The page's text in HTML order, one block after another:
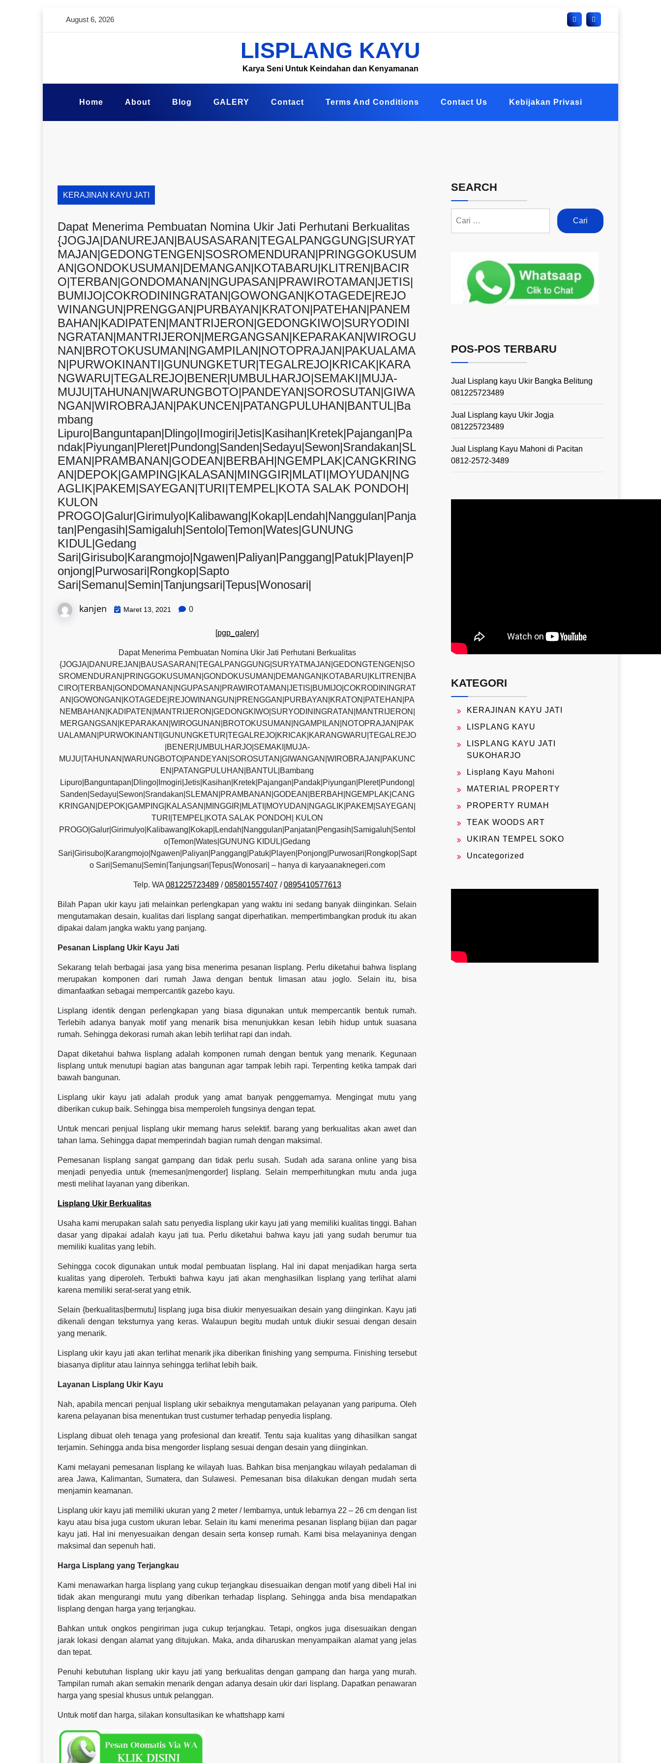
August 6, 2026
LISPLANG KAYU
Karya Seni Untuk Keindahan dan Kenyamanan
Home About Blog GALERY Contact Terms And Conditions Contact Us Kebijakan Privasi
KERAJINAN KAYU JATI
Dapat Menerima Pembuatan Nomina Ukir Jati Perhutani Berkualitas
{JOGJA|DANUREJAN|BAUSASARAN|TEGALPANGGUNG|SURYAT
MAJAN|GEDONGTENGEN|SOSROMENDURAN|PRINGGOKUSUM
AN|GONDOKUSUMAN|DEMANGAN|KOTABARU|KLITREN|BACIR
O|TERBAN|GONDOMANAN|NGUPASAN|PRAWIROTAMAN|JETIS|
BUMIJO|COKRODININGRATAN|GOWONGAN|KOTAGEDE|REJO
WINANGUN|PRENGGAN|PURBAYAN|KRATON|PATEHAN|PANEM
BAHAN|KADIPATEN|MANTRIJERON|GEDONGKIWO|SURYODINI
NGRATAN|MANTRIJERON|MERGANGSAN|KEPARAKAN|WIROGU
NAN|BROTOKUSUMAN|NGAMPILAN|NOTOPRAJAN|PAKUALAMA
N|PURWOKINANTI|GUNUNGKETUR|TEGALREJO|KRICAK|KARA
NGWARU|TEGALREJO|BENER|UMBULHARJO|SEMAKI|MUJA-
MUJU|TAHUNAN|WARUNGBOTO|PANDEYAN|SOROSUTAN|GIWA
NGAN|WIROBRAJAN|PAKUNCEN|PATANGPULUHAN|BANTUL|Ba
mbang
Lipuro|Banguntapan|Dlingo|Imogiri|Jetis|Kasihan|Kretek|Pajangan|Pa
ndak|Piyungan|Pleret|Pundong|Sanden|Sedayu|Sewon|Srandakan|SL
EMAN|PRAMBANAN|GODEAN|BERBAH|NGEMPLAK|CANGKRING
AN|DEPOK|GAMPING|KALASAN|MINGGIR|MLATI|MOYUDAN|NG
AGLIK|PAKEM|SAYEGAN|TURI|TEMPEL|KOTA SALAK PONDOH|
KULON
PROGO|Galur|Girimulyo|Kalibawang|Kokap|Lendah|Nanggulan|Panja
tan|Pengasih|Samigaluh|Sentolo|Temon|Wates|GUNUNG
KIDUL|Gedang
Sari|Girisubo|Karangmojo|Ngawen|Paliyan|Panggang|Patuk|Playen|P
onjong|Purwosari|Rongkop|Sapto
Sari|Semanu|Semin|Tanjungsari|Tepus|Wonosari|
kanjen Maret 13, 2021 0
[pgp_galery]
Dapat Menerima Pembuatan Nomina Ukir Jati Perhutani Berkualitas
{JOGJA|DANUREJAN|BAUSASARAN|TEGALPANGGUNG|SURYATMAJAN|GEDONGTENGEN|SO
SROMENDURAN|PRINGGOKUSUMAN|GONDOKUSUMAN|DEMANGAN|KOTABARU|KLITREN|BA
CIRO|TERBAN|GONDOMANAN|NGUPASAN|PRAWIROTAMAN|JETIS|BUMIJO|COKRODININGRAT
AN|GOWONGAN|KOTAGEDE|REJOWINANGUN|PRENGGAN|PURBAYAN|KRATON|PATEHAN|PA
NEMBAHAN|KADIPATEN|MANTRIJERON|GEDONGKIWO|SURYODININGRATAN|MANTRIJERON|
MERGANGSAN|KEPARAKAN|WIROGUNAN|BROTOKUSUMAN|NGAMPILAN|NOTOPRAJAN|PAK
UALAMAN|PURWOKINANTI|GUNUNGKETUR|TEGALREJO|KRICAK|KARANGWARU|TEGALREJO
|BENER|UMBULHARJO|SEMAKI|MUJA-
MUJU|TAHUNAN|WARUNGBOTO|PANDEYAN|SOROSUTAN|GIWANGAN|WIROBRAJAN|PAKUNC
EN|PATANGPULUHAN|BANTUL|Bambang
Lipuro|Banguntapan|Dlingo|Imogiri|Jetis|Kasihan|Kretek|Pajangan|Pandak|Piyungan|Pleret|Pundong|
Sanden|Sedayu|Sewon|Srandakan|SLEMAN|PRAMBANAN|GODEAN|BERBAH|NGEMPLAK|CANG
KRINGAN|DEPOK|GAMPING|KALASAN|MINGGIR|MLATI|MOYUDAN|NGAGLIK|PAKEM|SAYEGAN|
TURI|TEMPEL|KOTA SALAK PONDOH| KULON
PROGO|Galur|Girimulyo|Kalibawang|Kokap|Lendah|Nanggulan|Panjatan|Pengasih|Samigaluh|Sentol
o|Temon|Wates|GUNUNG KIDUL|Gedang
Sari|Girisubo|Karangmojo|Ngawen|Paliyan|Panggang|Patuk|Playen|Ponjong|Purwosari|Rongkop|Sapt
o Sari|Semanu|Semin|Tanjungsari|Tepus|Wonosari| – hanya di karyaanaknegeri.com
Telp. WA 081225723489/085801557407/0895410577613
Bilah Papan ukir kayu jati melainkan perlengkapan yang waktu ini sedang banyak diinginkan. Selain
mengutamakan desain, kualitas dari lisplang sangat diperhatikan. mempertimbangkan produk itu akan
dipakai dalam jangka waktu yang panjang.
Pesanan Lisplang Ukir Kayu Jati
Sekarang telah berbagai jasa yang bisa menerima pesanan lisplang. Perlu diketahui bahwa lisplang
merupakan komponen dari rumah Jawa dengan bentuk limasan atau joglo. Selain itu, bisa
dimanfaatkan sebagai mempercantik gazebo kayu.
Lisplang identik dengan perlengkapan yang biasa digunakan untuk mempercantik bentuk rumah.
Terlebih adanya banyak motif yang menarik bisa menunjukkan kesan lebih hidup untuk suasana
rumah. Sehingga dekorasi rumah akan lebih terlihat rapi dan indah.
Dapat diketahui bahwa lisplang adalah komponen rumah dengan bentuk yang menarik. Kegunaan
lisplang untuk menutupi bagian atas bangunan agar tampak lebih rapi. Terpenting ketika tampak dari
bawah bangunan.
Lisplang ukir kayu jati adalah produk yang amat banyak penggemarnya. Mengingat mutu yang
diberikan cukup baik. Sehingga bisa memperoleh fungsinya dengan tepat.
Untuk mencari penjual lisplang ukir memang harus selektif. barang yang berkualitas akan awet dan
tahan lama. Sehingga dapat memperindah bagian rumah dengan maksimal.
Pemesanan lisplang sangat gampang dan tidak perlu susah. Sudah ada sarana online yang bisa
menjadi penyedia untuk {memesan|mengorder] lisplang. Selain memperhitungkan mutu anda juga
mesti melihat layanan yang diberikan.
Lisplang Ukir Berkualitas
Usaha kami merupakan salah satu penyedia lisplang ukir kayu jati yang memiliki kualitas tinggi. Bahan
dasar yang dipakai adalah kayu jati tua. Perlu diketahui bahwa kayu jati yang sudah berumur tua
memiliki kualitas yang lebih.
Sehingga cocok digunakan untuk modal pembuatan lisplang. Hal ini dapat menjadikan harga serta
kualitas yang diperoleh. Terbukti bahwa kayu jati akan menghasilkan lisplang yang terlihat alami
karena memiliki serat-serat yang etnik.
Selain {berkualitas|bermutu] lisplang juga bisa diukir menyesuaikan desain yang diinginkan. Kayu jati
dikenali dengan teksturnya yang keras. Walaupun begitu mudah untuk diukir sesuai dengan desain
yang menarik.
Lisplang ukir kayu jati akan terlihat menarik jika diberikan finishing yang sempurna. Finishing tersebut
biasanya diplitur atau lainnya sehingga terlihat lebih baik.
Layanan Lisplang Ukir Kayu
Nah, apabila mencari penjual lisplang ukir sebaiknya mengutamakan pelayanan yang paripurna. Oleh
karena pelayanan bisa menentukan trust custumer terhadap penyedia lisplang.
Lisplang dibuat oleh tenaga yang profesional dan kreatif. Tentu saja kualitas yang dihasilkan sangat
terjamin. Sehingga anda bisa mengorder lisplang sesuai dengan desain yang diinginkan.
Kami melayani pemesanan lisplang ke wilayah luas. Bahkan bisa menjangkau wilayah pedalaman di
area Jawa, Kalimantan, Sumatera, dan Sulawesi. Pemesanan bisa dilakukan dengan mudah serta
menjamin keamanan.
Lisplang ukir kayu jati memiliki ukuran yang 2 meter / lembarnya, untuk lebarnya 22 – 26 cm dengan list
kayu atau bisa juga custom ukuran lebar. Selain itu kami menerima pesanan lisplang bijian dan pagar
kayu jati. Hal ini menyesuaikan dengan desain serta konsep rumah. Kami bisa melayaninya dengan
maksimal dan sepenuh hati.
Harga Lisplang yang Terjangkau
Kami menawarkan harga lisplang yang cukup terjangkau disesuaikan dengan motif yang dibeli Hal ini
tidak akan mengurangi mutu yang diberikan terhadap lisplang. Sehingga anda bisa mendapatkan
lisplang dengan harga yang terjangkau.
Bahkan untuk ongkos pengiriman juga cukup terjangkau. Tetapi, ongkos juga disesuaikan dengan
jarak lokasi dengan alamat yang ditujukan. Maka, anda diharuskan menyampaikan alamat yang jelas
dan tepat.
Penuhi kebutuhan lisplang ukir kayu jati yang berkualitas dengan gampang dan harga yang murah.
Tampilan rumah akan semakin menarik dengan adanya desain ukir dari lisplang. Dapatkan penawaran
harga yang spesial khusus untuk pelanggan.
Untuk motif dan harga, silakan konsultasikan ke whattshapp kami
SEARCH
POS-POS TERBARU
Jual Lisplang kayu Ukir Bangka Belitung
081225723489
Jual Lisplang kayu Ukir Jogja
081225723489
Jual Lisplang Kayu Mahoni di Pacitan
0812-2572-3489
KATEGORI
KERAJINAN KAYU JATI
LISPLANG KAYU
LISPLANG KAYU JATI
SUKOHARJO
Lisplang Kayu Mahoni
MATERIAL PROPERTY
PROPERTY RUMAH
TEAK WOODS ART
UKIRAN TEMPEL SOKO
Uncategorized